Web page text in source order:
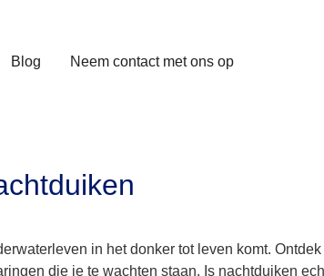
Blog Neem contact met ons op
in het donker tot leven komt.
die je te wachten staan. Is nachtduiken